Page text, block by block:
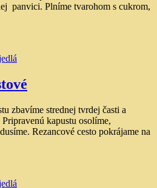
panvici. Plníme tvarohom s cukrom,
zbavíme strednej tvrdej časti a
kapustu osolíme,
Rezancové cesto pokrájame na